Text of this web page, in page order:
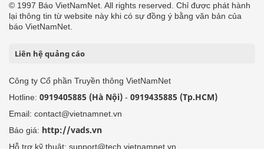
© 1997 Báo VietNamNet. All rights reserved. Chỉ được phát hành
lại thông tin từ website này khi có sự đồng ý bằng văn bản của
báo VietNamNet.
Liên hệ quảng cáo
Công ty Cổ phần Truyền thông VietNamNet
Hotline: 0919405885 (Hà Nội) - 0919435885 (Tp.HCM)
Email: contact@vietnamnet.vn
Báo giá: http://vads.vn
Hỗ trợ kỹ thuật: support@tech.vietnamnet.vn